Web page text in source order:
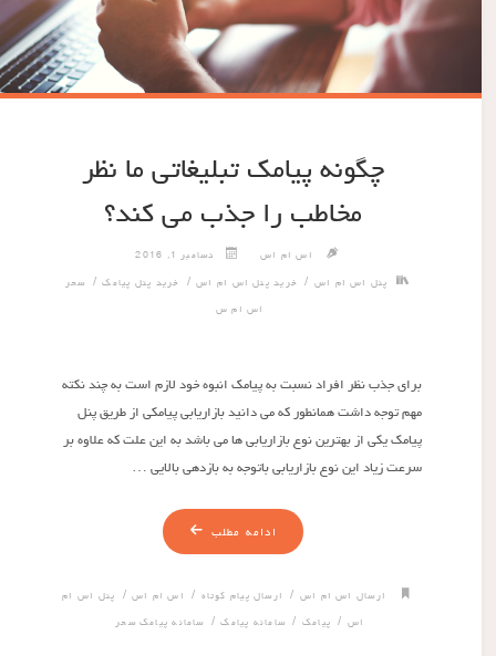
چگونه پیامک تبلیغاتی ما نظر
مخاطب را جذب می کند؟
اس ام اس دسامبر 1, 2016
پنل اس ام اس/ خرید پنل اس ام اس / خرید پنل پیامک/ سحر
اس ام س
برای جذب نظر افراد نسبت به پیامک انبوه خود لازم است به چند نکته
مهم توجه داشت همانطور که می دانید بازاریابی پیامکی از طریق پنل
پیامک یکی از بهترین نوع بازاریابی ها می باشد به این علت که علاوه بر
سرعت زیاد این نوع بازاریابی باتوجه به بازدهی بالایی …
ادامه مطلب
ارسال اس ام اس/ ارسال پیام کوتاه/ اس ام اس/ پنل اس ام
اس/ پیامک/ سامانه پیامک/ سامانه پیامک سحر